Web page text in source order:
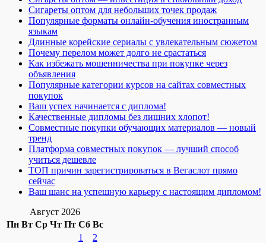
Сигареты оптом для небольших точек продаж
Популярные форматы онлайн-обучения иностранным
языкам
Длинные корейские сериалы с увлекательным сюжетом
Почему перелом может долго не срастаться
Как избежать мошенничества при покупке через
объявления
Популярные категории курсов на сайтах совместных
покупок
Ваш успех начинается с диплома!
Качественные дипломы без лишних хлопот!
Совместные покупки обучающих материалов — новый
тренд
Платформа совместных покупок — лучший способ
учиться дешевле
ТОП причин зарегистрироваться в Вегаслот прямо
сейчас
Ваш шанс на успешную карьеру с настоящим дипломом!
Август 2026
Пн Вт Ср Чт Пт Сб Вс
1
2